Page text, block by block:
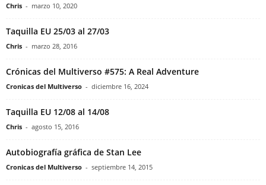
Chris - marzo 10, 2020
Taquilla EU 25/03 al 27/03
Chris - marzo 28, 2016
Crónicas del Multiverso #575: A Real Adventure
Cronicas del Multiverso - diciembre 16, 2024
Taquilla EU 12/08 al 14/08
Chris - agosto 15, 2016
Autobiografía gráfica de Stan Lee
Cronicas del Multiverso - septiembre 14, 2015